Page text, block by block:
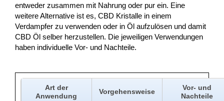
entweder zusammen mit Nahrung oder pur ein. Eine
weitere Alternative ist es, CBD Kristalle in einem
Verdampfer zu verwenden oder in Öl aufzulösen und damit
CBD Öl selber herzustellen. Die jeweiligen Verwendungen
haben individuelle Vor- und Nachteile.
Art der
Anwendung
Vorgehensweise
Vor- und
Nachteile